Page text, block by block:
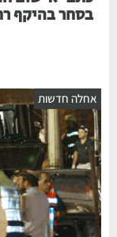
בסחר בהיקף
אחלה חדשות